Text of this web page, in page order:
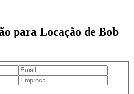
para Locação de Bob